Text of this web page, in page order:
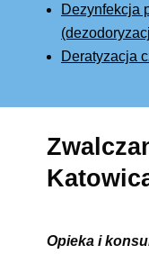
Dezynfekcja
Deratyzacja
Opieka i